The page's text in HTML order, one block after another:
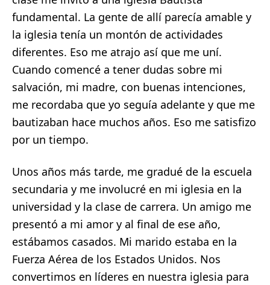
fundamental. La gente de allí parecía amable y
la iglesia tenía un montón de actividades
diferentes. Eso me atrajo así que me uní.
Cuando comencé a tener dudas sobre mi
salvación, mi madre, con buenas intenciones,
me recordaba que yo seguía adelante y que me
bautizaban hace muchos años. Eso me satisfizo
por un tiempo.
Unos años más tarde, me gradué de la escuela
secundaria y me involucré en mi iglesia en la
universidad y la clase de carrera. Un amigo me
presentó a mi amor y al final de ese año,
estábamos casados. Mi marido estaba en la
Fuerza Aérea de los Estados Unidos. Nos
convertimos en líderes en nuestra iglesia para